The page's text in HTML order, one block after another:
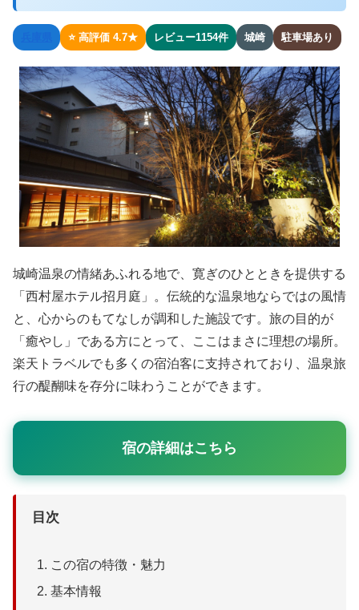
⭐ 高評価 4.7★ レビュー1154件 城崎 駐車場あり
城崎温泉の情緒あふれる地で、寛ぎのひとときを提供する
「西村屋ホテル招月庭」。伝統的な温泉地ならではの風情
と、心からのもてなしが調和した施設です。旅の目的が
「癒やし」である方にとって、ここはまさに理想の場所。
楽天トラベルでも多くの宿泊客に支持されており、温泉旅
行の醍醐味を存分に味わうことができます。
宿の詳細はこちら
目次
この宿の特徴・魅力
基本情報